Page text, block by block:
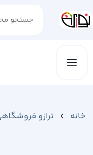
خانه ترازو